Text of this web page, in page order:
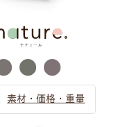
気ランドセル
選び方
ンドセルは女の子に
素材・価格・重量